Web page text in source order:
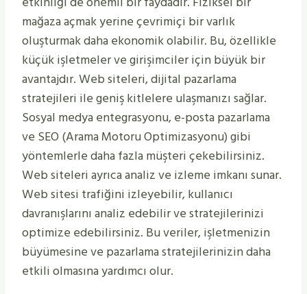
mağaza açmak yerine çevrimiçi bir varlık
oluşturmak daha ekonomik olabilir. Bu, özellikle
küçük işletmeler ve girişimciler için büyük bir
avantajdır. Web siteleri, dijital pazarlama
stratejileri ile geniş kitlelere ulaşmanızı sağlar.
Sosyal medya entegrasyonu, e-posta pazarlama
ve SEO (Arama Motoru Optimizasyonu) gibi
yöntemlerle daha fazla müşteri çekebilirsiniz.
Web siteleri ayrıca analiz ve izleme imkanı sunar.
Web sitesi trafiğini izleyebilir, kullanıcı
davranışlarını analiz edebilir ve stratejilerinizi
optimize edebilirsiniz. Bu veriler, işletmenizin
büyümesine ve pazarlama stratejilerinizin daha
etkili olmasına yardımcı olur.